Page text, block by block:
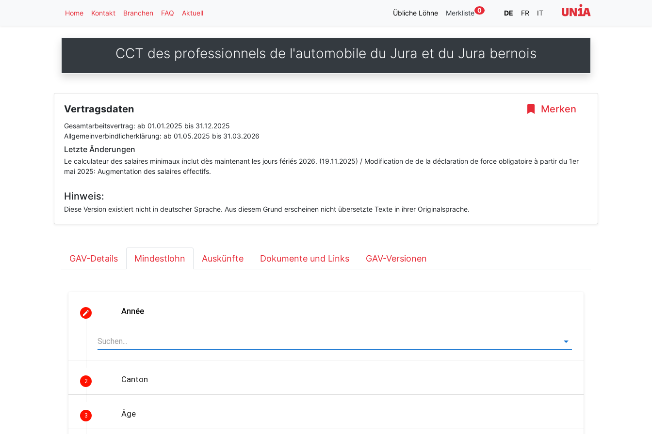
Home Kontakt Branchen FAQ Aktuell Übliche Löhne Merkliste 0 DE FR IT
CCT des professionnels de l'automobile du Jura et du Jura bernois
Merken
Vertragsdaten
Gesamtarbeitsvertrag: ab 01.01.2025 bis 31.12.2025
Allgemeinverbindlicherklärung: ab 01.05.2025 bis 31.03.2026
Letzte Änderungen
Le calculateur des salaires minimaux inclut dès maintenant les jours fériés 2026. (19.11.2025) / Modification de de la déclaration de force obligatoire à partir du 1er
mai 2025: Augmentation des salaires effectifs.
Hinweis:
Diese Version existiert nicht in deutscher Sprache. Aus diesem Grund erscheinen nicht übersetzte Texte in ihrer Originalsprache.
GAV-Details Mindestlohn Auskünfte Dokumente und Links GAV-Versionen
Année
2 Canton
3 Âge